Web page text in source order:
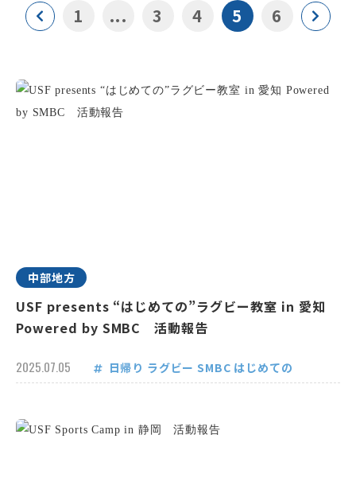
1 ... 3 4 5 6
中部地方
USF presents “はじめての”ラグビー教室 in 愛知
Powered by SMBC 活動報告
2025.07.05 日帰り ラグビー SMBC はじめての